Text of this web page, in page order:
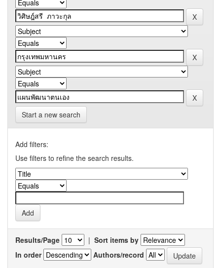
Start a new search
Add filters:
Use filters to refine the search results.
Results/Page | Sort items by
In order
Authors/record